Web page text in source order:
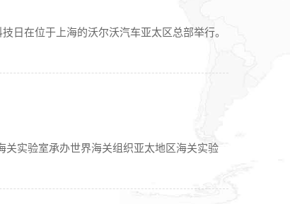
日在位于上海的沃尔沃汽车亚太区总部举行。
实验室承办世界海关组织亚太地区海关实验